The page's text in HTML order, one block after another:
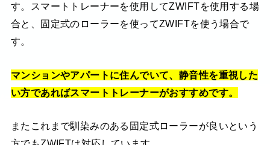
す。スマートトレーナーを使用してZWIFTを使用する場
合と、固定式のローラーを使ってZWIFTを使う場合で
す。
マンションやアパートに住んでいて、静音性を重視した
い方であればスマートトレーナーがおすすめです。
またこれまで馴染みのある固定式ローラーが良いという